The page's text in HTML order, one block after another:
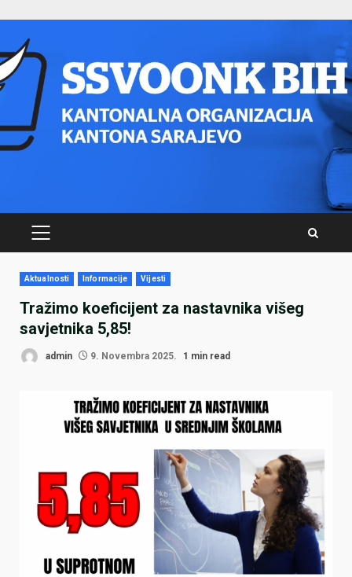
content
PRIMARY
Aktualnosti Informacije Vijesti
Tražimo koeficijent za nastavnika višeg
savjetnika 5,85!
admin 9. Novembra 2025. 1 min read